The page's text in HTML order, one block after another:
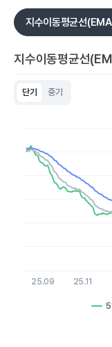
지수이동평균선
지수이동평균선
단기 중기
The chart has 1 X
The chart has 1 Y
25.09 25.11